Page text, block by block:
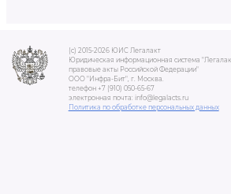
(c) 2015-2026 ЮИС Легалакт
Юридическая информационная система
правовые акты Российской Федерации"
ООО "Инфра-Бит", г. Москва.
телефон +7 (910) 050-65-67
электронная почта: info@legalacts.ru
Политика по обработке персональных данных